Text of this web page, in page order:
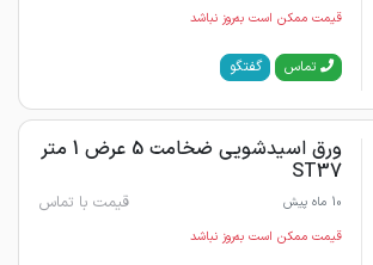
قیمت ممکن است به‌روز نباشد
تماس گفتگو
ورق اسیدشویی ضخامت 5 عرض 1 متر
ST37
10 ماه پیش قیمت با تماس
قیمت ممکن است به‌روز نباشد